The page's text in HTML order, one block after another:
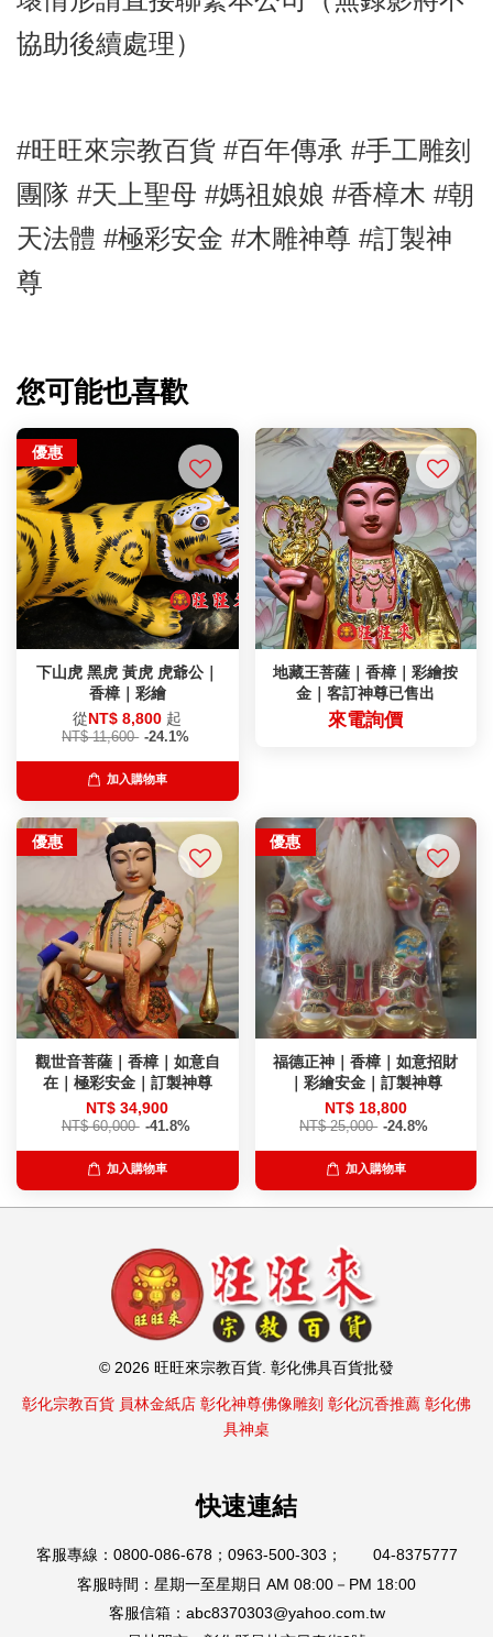
協助後續處理）
#旺旺來宗教百貨 #百年傳承 #手工雕刻
團隊 #天上聖母 #媽祖娘娘 #香樟木 #朝
天法體 #極彩安金 #木雕神尊 #訂製神
尊
您可能也喜歡
優惠
下山虎 黑虎 黃虎 虎爺公｜
香樟｜彩繪
從NT$ 8,800 起
NT$ 11,600 -24.1%
加入購物車
地藏王菩薩｜香樟｜彩繪按
金｜客訂神尊已售出
來電詢價
優惠
觀世音菩薩｜香樟｜如意自
在｜極彩安金｜訂製神尊
NT$ 34,900
NT$ 60,000 -41.8%
加入購物車
優惠
福德正神｜香樟｜如意招財
｜彩繪安金｜訂製神尊
NT$ 18,800
NT$ 25,000 -24.8%
加入購物車
© 2026 旺旺來宗教百貨. 彰化佛具百貨批發
彰化宗教百貨 員林金紙店 彰化神尊佛像雕刻 彰化沉香推薦 彰化佛
具神桌
快速連結
客服專線：0800-086-678；0963-500-303； 04-8375777
客服時間：星期一至星期日 AM 08:00－PM 18:00
客服信箱：abc8370303@yahoo.com.tw